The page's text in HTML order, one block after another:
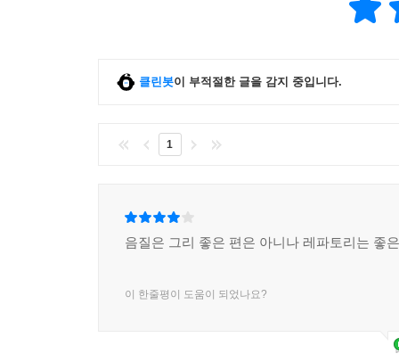
클린봇이 부적절한 글을 감지 중입니다.
1
음질은 그리 좋은 편은 아니나 레파토리는 좋
이 한줄평이 도움이 되었나요?